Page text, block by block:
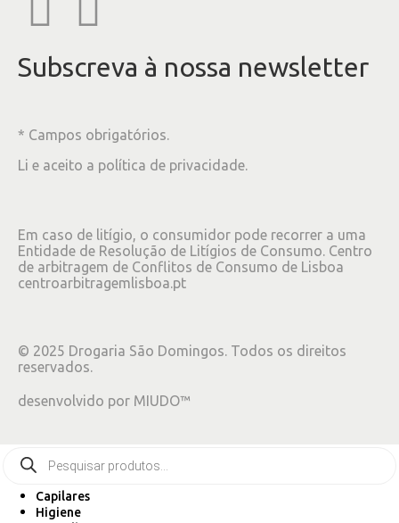
Subscreva à nossa newsletter
* Campos obrigatórios.
Li e aceito a política de privacidade.
Em caso de litígio, o consumidor pode recorrer a uma
Entidade de Resolução de Litígios de Consumo. Centro
de arbitragem de Conflitos de Consumo de Lisboa
centroarbitragemlisboa.pt
© 2025 Drogaria São Domingos. Todos os direitos
reservados.
desenvolvido por MIUDO™
Capilares
Higiene